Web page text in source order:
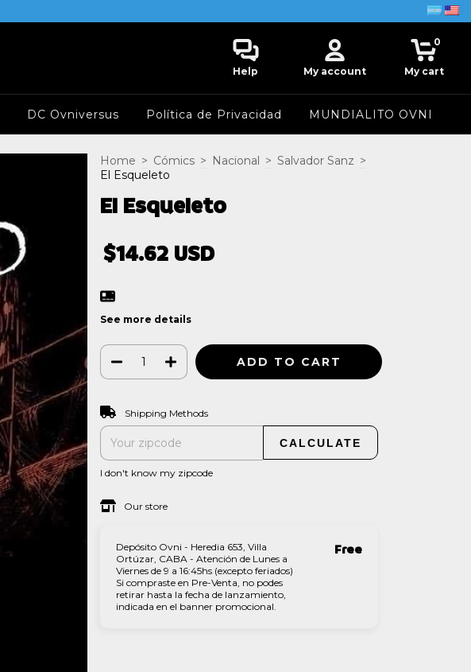
Help My account My cart
0
DC Ovniversus Política de Privacidad MUNDIALITO OVNI
Home > Cómics > Nacional > Salvador Sanz >
El Esqueleto
El Esqueleto
$14.62 USD
See more details
Shipping for zipcode:
Shipping Methods
CALCULATE
I don't know my zipcode
Our store
Depósito Ovni - Heredia 653, Villa
Ortúzar, CABA - Atención de Lunes a
Viernes de 9 a 16:45hs (excepto feriados)
Si compraste en Pre-Venta, no podes
retirar hasta la fecha de lanzamiento,
indicada en el banner promocional.
Free